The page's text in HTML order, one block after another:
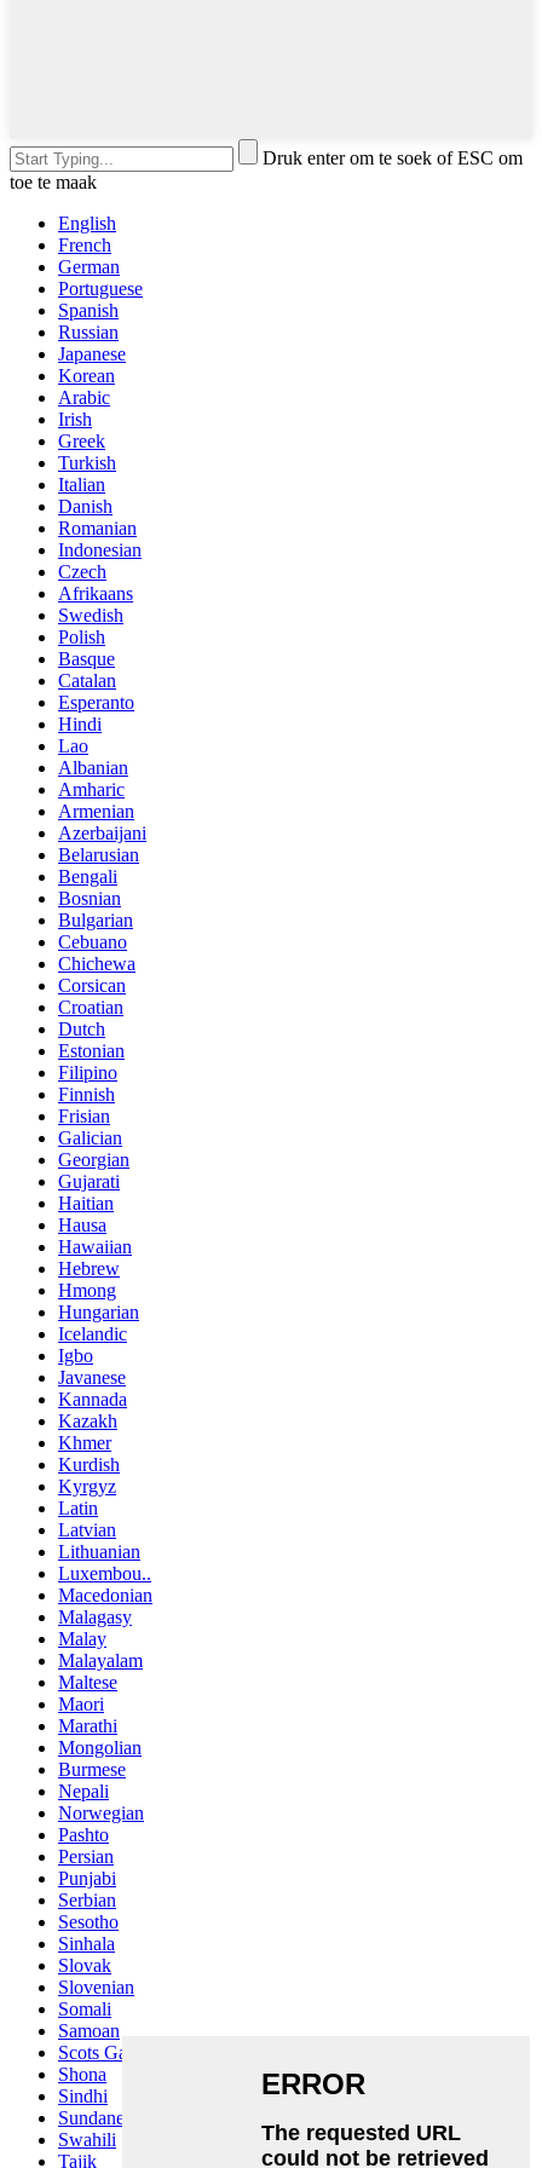
Druk enter om te soek of ESC om
toe te maak
English
French
German
Portuguese
Spanish
Russian
Japanese
Korean
Arabic
Irish
Greek
Turkish
Italian
Danish
Romanian
Indonesian
Czech
Afrikaans
Swedish
Polish
Basque
Catalan
Esperanto
Hindi
Lao
Albanian
Amharic
Armenian
Azerbaijani
Belarusian
Bengali
Bosnian
Bulgarian
Cebuano
Chichewa
Corsican
Croatian
Dutch
Estonian
Filipino
Finnish
Frisian
Galician
Georgian
Gujarati
Haitian
Hausa
Hawaiian
Hebrew
Hmong
Hungarian
Icelandic
Igbo
Javanese
Kannada
Kazakh
Khmer
Kurdish
Kyrgyz
Latin
Latvian
Lithuanian
Luxembou..
Macedonian
Malagasy
Malay
Malayalam
Maltese
Maori
Marathi
Mongolian
Burmese
Nepali
Norwegian
Pashto
Persian
Punjabi
Serbian
Sesotho
Sinhala
Slovak
Slovenian
Somali
Samoan
Scots Gaelic
Shona
Sindhi
Sundanese
Swahili
Tajik